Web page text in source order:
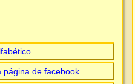
página de facebook